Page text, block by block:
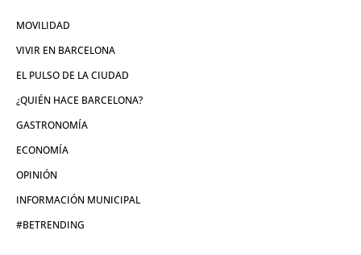
MOVILIDAD
VIVIR EN BARCELONA
EL PULSO DE LA CIUDAD
¿QUIÉN HACE BARCELONA?
GASTRONOMÍA
ECONOMÍA
OPINIÓN
INFORMACIÓN MUNICIPAL
#BETRENDING